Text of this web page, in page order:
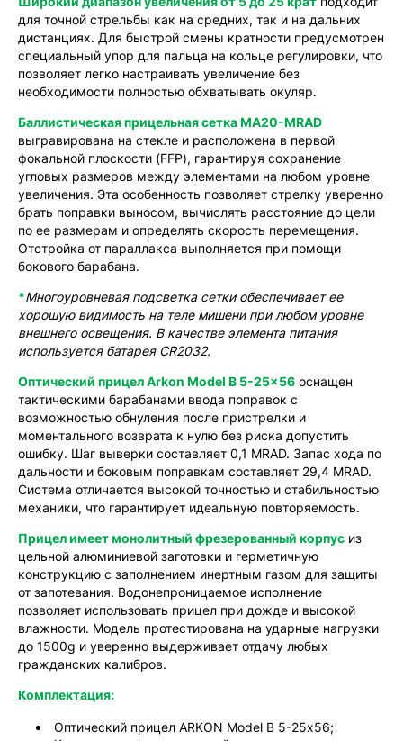
для точной стрельбы как на средних, так и на дальних
дистанциях. Для быстрой смены кратности предусмотрен
специальный упор для пальца на кольце регулировки, что
позволяет легко настраивать увеличение без
необходимости полностью обхватывать окуляр.
Баллистическая прицельная сетка MA20-MRAD
выгравирована на стекле и расположена в первой
фокальной плоскости (FFP), гарантируя сохранение
угловых размеров между элементами на любом уровне
увеличения. Эта особенность позволяет стрелку уверенно
брать поправки выносом, вычислять расстояние до цели
по ее размерам и определять скорость перемещения.
Отстройка от параллакса выполняется при помощи
бокового барабана.
*Многоуровневая подсветка сетки обеспечивает ее
хорошую видимость на теле мишени при любом уровне
внешнего освещения. В качестве элемента питания
используется батарея CR2032.
Оптический прицел Arkon Model B 5-25x56 оснащен
тактическими барабанами ввода поправок с
возможностью обнуления после пристрелки и
моментального возврата к нулю без риска допустить
ошибку. Шаг выверки составляет 0,1 MRAD. Запас хода по
дальности и боковым поправкам составляет 29,4 MRAD.
Система отличается высокой точностью и стабильностью
механики, что гарантирует идеальную повторяемость.
Прицел имеет монолитный фрезерованный корпус из
цельной алюминиевой заготовки и герметичную
конструкцию с заполнением инертным газом для защиты
от запотевания. Водонепроницаемое исполнение
позволяет использовать прицел при дожде и высокой
влажности. Модель протестирована на ударные нагрузки
до 1500g и уверенно выдерживает отдачу любых
гражданских калибров.
Комплектация:
Оптический прицел ARKON Model B 5-25х56;